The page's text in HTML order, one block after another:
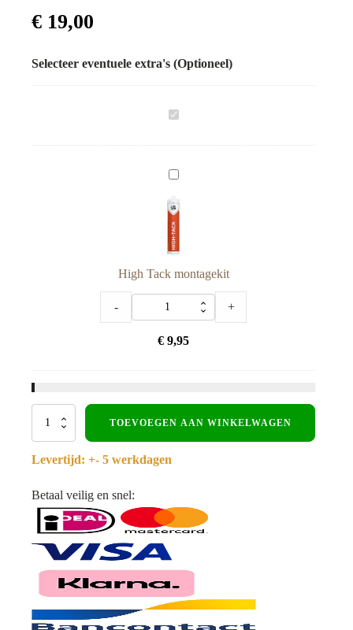
€ 19,00
Selecteer eventuele extra's (Optioneel)
Eindlat
Perenhout
WoodzZz®
High
montagekit
High Tack montagekit
-
Tack
montagekit
+
€ 9,95
Eindlat
Perenhout
WoodzZz®
aantal
TOEVOEGEN AAN WINKELWAGEN
Levertijd: +- 5 werkdagen
Betaal veilig en snel: